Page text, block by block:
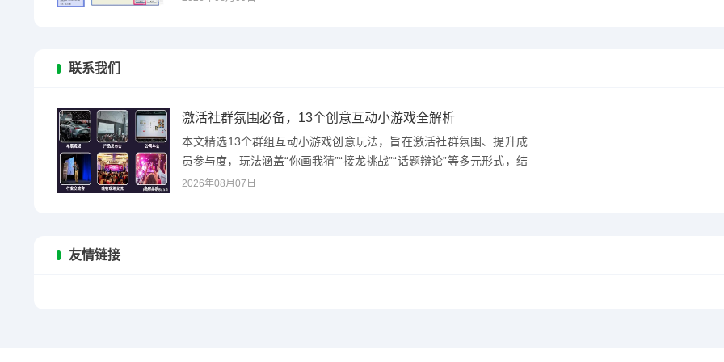
联系我们
激活社群氛围必备，13个创意互动小游戏全解析
本文精选13个群组互动小游戏创意玩法，旨在激活社群氛围、提升成
员参与度，玩法涵盖“你画我猜”“接龙挑战”“话题辩论”等多元形式，结
合线上社群...
2026年08月07日
友情链接